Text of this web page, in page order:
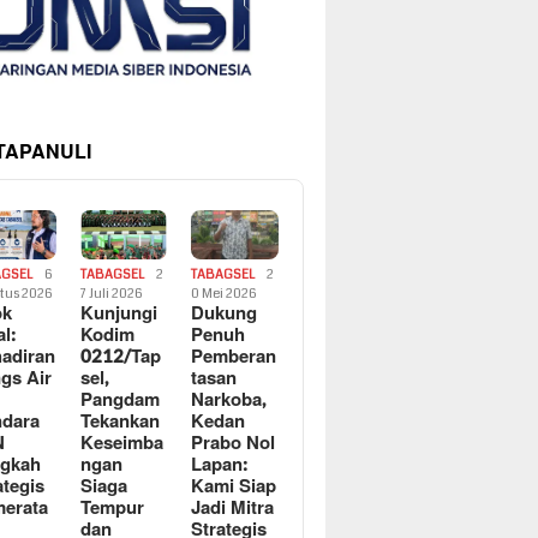
6
2026
Air
TABAGSEL
2
7 Juli 2026
Kunjungi
Kodim
0212/Tap
sel,
Pangdam
Tekankan
Keseimba
ngan
Siaga
Tempur
dan
TABAGSEL
2
0 Mei 2026
Dukung
Penuh
Pemberan
tasan
Narkoba,
Kedan
Prabo Nol
Lapan:
Kami Siap
Jadi Mitra
Strategis